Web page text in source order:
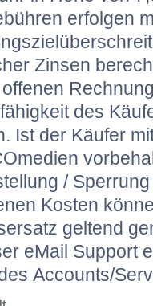
erfolgen
Zinsen
des
Ist der Käufer
/
Kosten
geltend
eMail Support
Accounts/